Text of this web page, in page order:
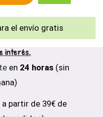
el envío gratis
interés.
en 24 horas (sin
a partir de 39€ de